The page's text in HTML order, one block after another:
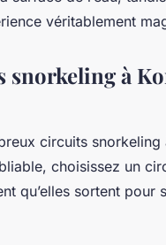
véritablement
snorkeling à
circuits
choisissez un
qu’elles sortent